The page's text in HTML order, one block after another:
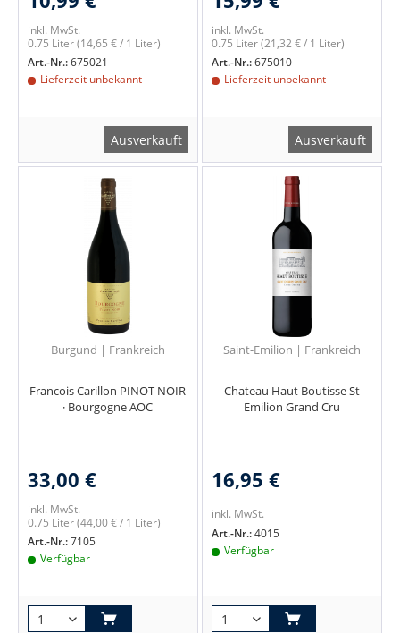
inkl. MwSt.
0.75 Liter(14,65 € / 1 Liter)
Art.-Nr.:675021
Lieferzeit unbekannt
Ausverkauft
inkl. MwSt.
0.75 Liter(21,32 € / 1 Liter)
Art.-Nr.:675010
Lieferzeit unbekannt
Ausverkauft
Burgund | Frankreich
Francois Carillon PINOT NOIR
· Bourgogne AOC
33,00 €
inkl. MwSt.
0.75 Liter(44,00 € / 1 Liter)
Art.-Nr.:7105
Verfügbar
Saint-Emilion | Frankreich
Chateau Haut Boutisse St
Emilion Grand Cru
16,95 €
inkl. MwSt.
Art.-Nr.:4015
Verfügbar